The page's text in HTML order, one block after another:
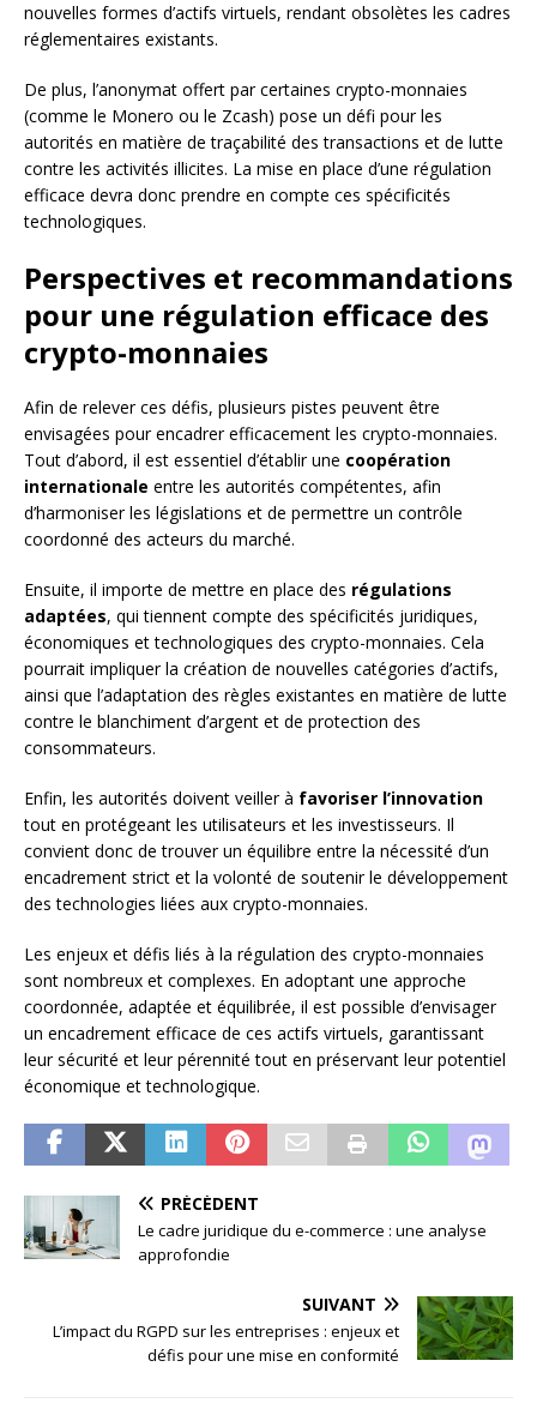
nouvelles formes d’actifs virtuels, rendant obsolètes les cadres
réglementaires existants.
De plus, l’anonymat offert par certaines crypto-monnaies
(comme le Monero ou le Zcash) pose un défi pour les
autorités en matière de traçabilité des transactions et de lutte
contre les activités illicites. La mise en place d’une régulation
efficace devra donc prendre en compte ces spécificités
technologiques.
Perspectives et recommandations
pour une régulation efficace des
crypto-monnaies
Afin de relever ces défis, plusieurs pistes peuvent être
envisagées pour encadrer efficacement les crypto-monnaies.
Tout d’abord, il est essentiel d’établir une coopération
internationale entre les autorités compétentes, afin
d’harmoniser les législations et de permettre un contrôle
coordonné des acteurs du marché.
Ensuite, il importe de mettre en place des régulations
adaptées, qui tiennent compte des spécificités juridiques,
économiques et technologiques des crypto-monnaies. Cela
pourrait impliquer la création de nouvelles catégories d’actifs,
ainsi que l’adaptation des règles existantes en matière de lutte
contre le blanchiment d’argent et de protection des
consommateurs.
Enfin, les autorités doivent veiller à favoriser l’innovation
tout en protégeant les utilisateurs et les investisseurs. Il
convient donc de trouver un équilibre entre la nécessité d’un
encadrement strict et la volonté de soutenir le développement
des technologies liées aux crypto-monnaies.
Les enjeux et défis liés à la régulation des crypto-monnaies
sont nombreux et complexes. En adoptant une approche
coordonnée, adaptée et équilibrée, il est possible d’envisager
un encadrement efficace de ces actifs virtuels, garantissant
leur sécurité et leur pérennité tout en préservant leur potentiel
économique et technologique.
PRÉCÉDENT
Le cadre juridique du e-commerce : une analyse
approfondie
SUIVANT
L’impact du RGPD sur les entreprises : enjeux et
défis pour une mise en conformité